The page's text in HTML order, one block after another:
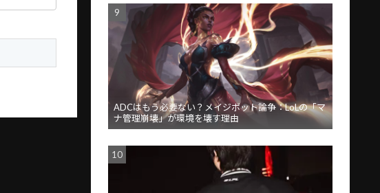
ADCはもう必要ない？メイジボット論争：LoLの「マ
ナ管理崩壊」が環境を壊す理由